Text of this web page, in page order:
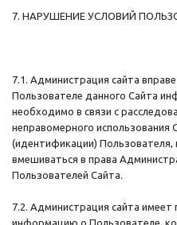
7. НАРУШЕНИЕ УСЛОВИЙ
7.1. Администрация сайта
Пользователе данного Сайта
необходимо в связи с
неправомерного использования
(идентификации)
вмешиваться в права
Пользователей Сайта.
7.2. Администрация сайта
информацию о Пользователе,